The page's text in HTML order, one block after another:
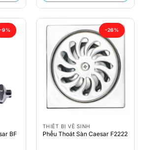
-9%
BF
-26%
THIẾT BỊ VỆ SINH
Phễu Thoát Sàn Caesar F2222